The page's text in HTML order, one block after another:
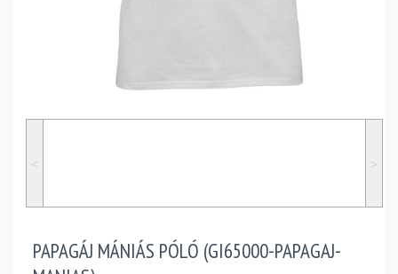
˂ ˃
PAPAGÁJ MÁNIÁS PÓLÓ (GI65000-PAPAGAJ-